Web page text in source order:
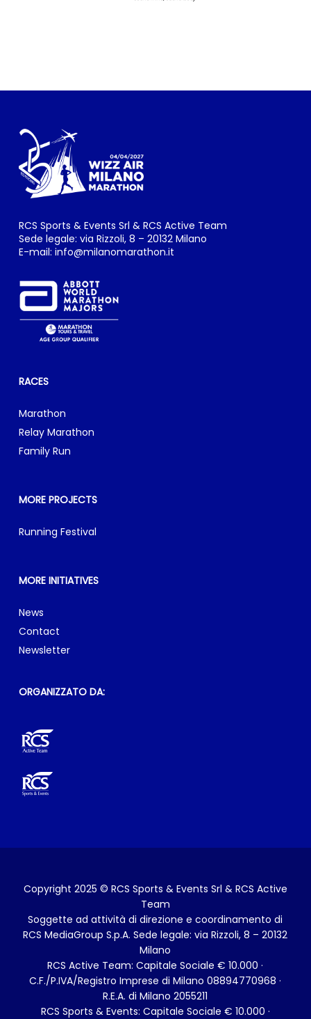
RCS Sports & Events Srl & RCS Active Team
Sede legale: via Rizzoli, 8 – 20132 Milano
E-mail: info@milanomarathon.it
RACES
Marathon
Relay Marathon
Family Run
MORE PROJECTS
Running Festival
MORE INITIATIVES
News
Contact
Newsletter
ORGANIZZATO DA:
Copyright 2025 © RCS Sports & Events Srl & RCS Active
Team
Soggette ad attività di direzione e coordinamento di
RCS MediaGroup S.p.A. Sede legale: via Rizzoli, 8 – 20132
Milano
RCS Active Team: Capitale Sociale € 10.000 ·
C.F./P.IVA/Registro Imprese di Milano 08894770968 ·
R.E.A. di Milano 2055211
RCS Sports & Events: Capitale Sociale € 10.000 ·